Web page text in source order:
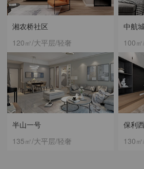
中航
100
湘农桥社区
120㎡/大平层/轻奢
保利
130
半山一号
135㎡/大平层/轻奢